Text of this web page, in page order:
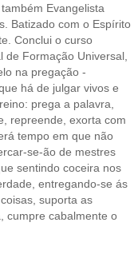
Evangelista
Batizado com o Espírito
Conclui o curso
de Formação Universal,
na pregação -
há de julgar vivos e
prega a palavra,
repreende, exorta com
tempo em que não
se-ão de mestres
sentindo coceira nos
entregando-se ás
suporta as
cumpre cabalmente o